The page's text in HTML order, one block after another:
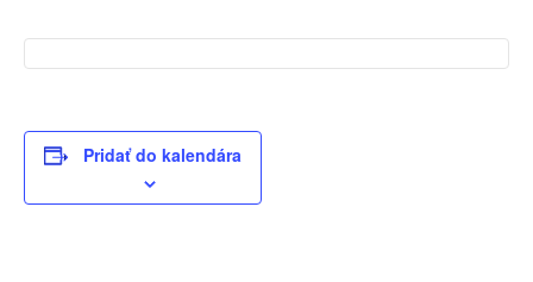
Pridať do kalendára